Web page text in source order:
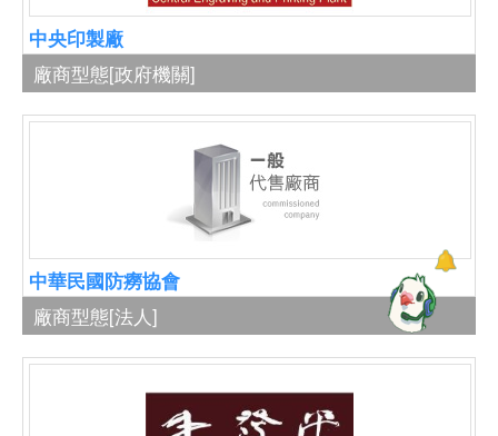
中央印製廠
廠商型態[政府機關]
中華民國防癆協會
廠商型態[法人]